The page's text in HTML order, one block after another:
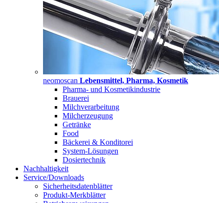
neomoscan Lebensmittel, Pharma, Kosmetik
Pharma- und Kosmetikindustrie
Brauerei
Milchverarbeitung
Milcherzeugung
Getränke
Food
Bäckerei & Konditorei
System-Lösungen
Dosiertechnik
Nachhaltigkeit
Service/Downloads
Sicherheitsdatenblätter
Produkt-Merkblätter